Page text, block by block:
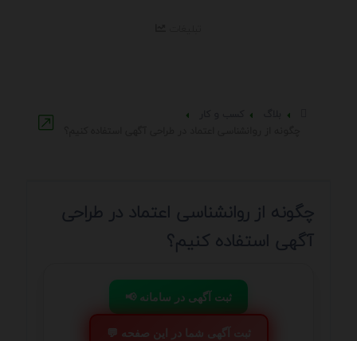
چگونه از روانشناسی اعتماد در طراحی
آگهی استفاده کنیم؟
📢 ثبت آگهی در سامانه
💬 ثبت آگهی شما در این صفحه